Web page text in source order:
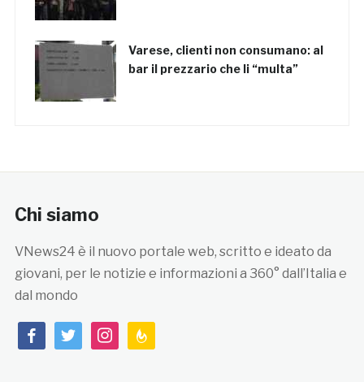
Varese, clienti non consumano: al
bar il prezzario che li “multa”
Chi siamo
VNews24 è il nuovo portale web, scritto e ideato da
giovani, per le notizie e informazioni a 360° dall’Italia e
dal mondo
facebooktwitterinstagramfeedburner